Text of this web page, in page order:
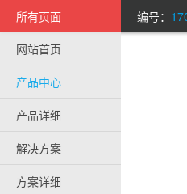
所有页面
网站首页
产品中心
产品详细
解决方案
方案详细
编号：